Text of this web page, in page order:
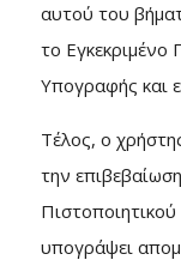
αυτού του
το Εγκεκριμένο
Υπογραφής και
Τέλος, ο
την
υπογράψει